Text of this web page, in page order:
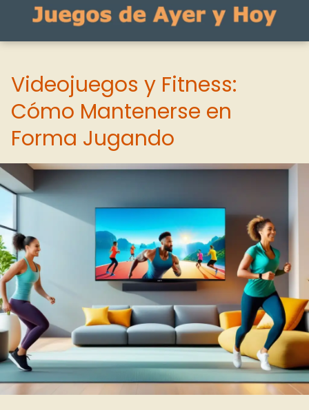
Videojuegos y Fitness:
Cómo Mantenerse en
Forma Jugando